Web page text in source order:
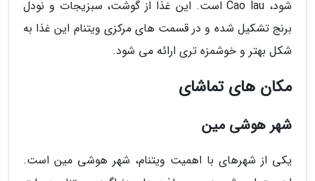
شود، Cao lau است. این غذا از گوشت، سبزیجات و نودل
برنج تشکیل شده و در قسمت های مرکزی ویتنام این غذا به
شکل بهتر و خوشمزه تری ارائه می شود.
مکان های تماشای
شهر هوشی مین
یکی از شهرهای با اهمیت ویتنام، شهر هوشی مین است.